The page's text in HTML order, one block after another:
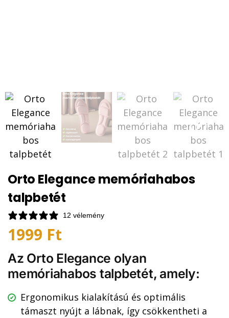
Orto Elegance memóriahabos
talpbetét
12 vélemény
1999 Ft
Az Orto Elegance olyan
memóriahabos talpbetét, amely:
Ergonomikus kialakítású és optimális
támaszt nyújt a lábnak, így csökkentheti a